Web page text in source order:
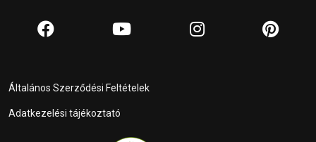
Általános Szerződési Feltételek
Adatkezelési tájékoztató